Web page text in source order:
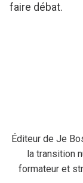
faire débat.
Éditeur de Je
la transition
formateur et